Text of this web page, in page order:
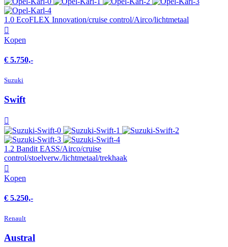
1.0 EcoFLEX Innovation/cruise control/Airco/lichtmetaal
Kopen
€ 5.750,-
Suzuki
Swift
1.2 Bandit EASS/Airco/cruise
control/stoelverw./lichtmetaal/trekhaak
Kopen
€ 5.250,-
Renault
Austral